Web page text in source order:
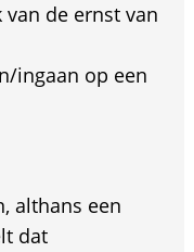
de ernst van
ingaan op een
althans een
dat